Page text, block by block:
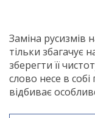
Заміна русизмів
тільки збагачує
зберегти її
слово несе в
відбиває